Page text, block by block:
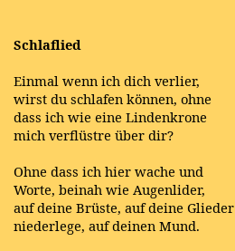
Schlaflied
Einmal wenn ich dich verlier,
wirst du schlafen können, ohne
dass ich wie eine Lindenkrone
mich verflüstre über dir?
Ohne dass ich hier wache und
Worte, beinah wie Augenlider,
auf deine Brüste, auf deine Glieder
niederlege, auf deinen Mund.